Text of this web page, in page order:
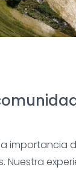
importancia
Nuestra